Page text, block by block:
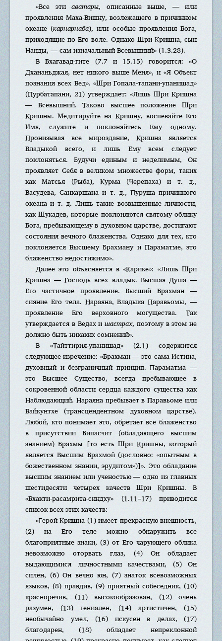
«Все эти аватары, описанные выше, — или
проявления Маха-Вишну, возлежащего в причинном
океане (карнарнаба), или особые проявления Бога,
приходящие по Его воле. Однако Шри Кришна, сын
Нанды, — сам изначальный Всевышний» (1.3.28).
В Бхагавад-гите (7.7 и 15.15) говорится: «О
Дхананьджая, нет никого выше Меня», и «Я Объект
познания всех Вед». «Шри Гопала-тапани-упанишад»
(Пурбатапани, 21) утверждает: «Лишь Шри Кришна
— Всевышний. Таково высшее положение Шри
Кришны. Медитируйте на Кришну, воспевайте Его
Имя, служите и поклоняйтесь Ему одному.
Пронизывая все мироздание, Кришна является
Владыкой всего, и лишь Ему всем следует
поклоняться. Будучи единым и неделимым, Он
проявляет Себя в великом множестве форм, таких
как Матсья (Рыба), Курма (Черепаха) и т. д.,
Васудева, Санкаршана и т. д., Пуруша причинного
океана и т. д. Лишь такие возвышенные личности,
как Шукадев, которые поклоняются святому облику
Бога, пребывающему в духовном царстве, достигают
состояния вечного блаженства. Однако для тех, кто
поклоняется Высшему Брахману и Параматме, это
блаженство недостижимо».
Далее это объясняется в «Карике»: «Лишь Шри
Кришна — Господь всех владык. Высшая Душа —
Его частичное проявление. Высший Брахман —
сияние Его тела. Нараяна, Владыка Паравьомы, —
проявление Его верховного могущества. Так
утверждается в Ведах и шастрах, поэтому в этом не
должно быть никаких сомнений».
В «Тайттирия-упанишад» (2.1) содержится
следующее изречение: «Брахман — это сама Истина,
духовный и безграничный принцип. Параматма —
это Высшее Существо, всегда пребывающее в
сокровенной области сердца каждого существа как
Наблюдающий. Нараяна пребывает в Паравьоме или
Вайкунтхе (трансцендентном духовном царстве).
Любой, кто понимает это, обретает все блаженство
в присутствии Бипасчит (обладающего высшим
знанием) Брахмы [то есть Шри Кришны, который
является Высшим Брахмой (дословно: «опытным в
божественном знании, эрудитом»)]». Это обладание
высшим знанием или ученостью — одно из главных
шестидесяти четырех качеств Шри Кришны. В
«Бхакти-расамрита-синдху» (1.11–17) приводится
список всех этих качеств:
«Герой Кришна (1) имеет прекрасную внешность,
(2) на Его теле можно обнаружить все
благоприятные знаки, (3) от Его чарующего облика
невозможно оторвать глаз, (4) Он обладает
выдающимися личностными качествами, (5) Он
силен, (6) Он вечно юн, (7) знаток всевозможных
языков, (8) правдив, (9) приятный собеседник, (10)
красноречив, (11) высокообразован, (12) очень
разумен, (13) гениален, (14) артистичен, (15)
необычайно умел, (16) искусен в делах, (17)
благодарен, (18) обладает непреклонной